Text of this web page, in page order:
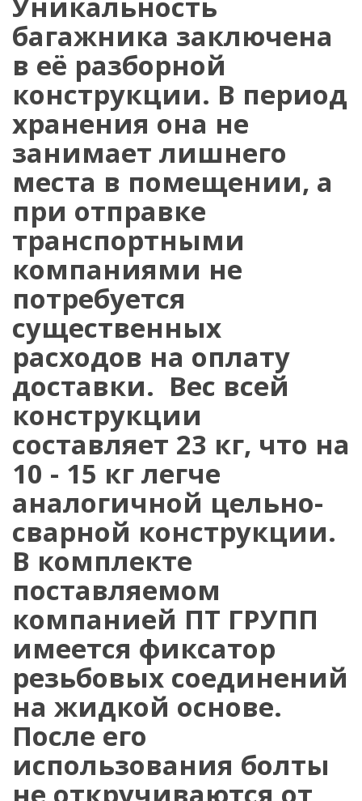
багажника заключена
в её разборной
конструкции. В период
хранения она не
занимает лишнего
места в помещении, а
при отправке
транспортными
компаниями не
потребуется
существенных
расходов на оплату
доставки. Вес всей
конструкции
составляет 23 кг, что на
10 - 15 кг легче
аналогичной цельно-
сварной конструкции.
В комплекте
поставляемом
компанией ПТ ГРУПП
имеется фиксатор
резьбовых соединений
на жидкой основе.
После его
использования болты